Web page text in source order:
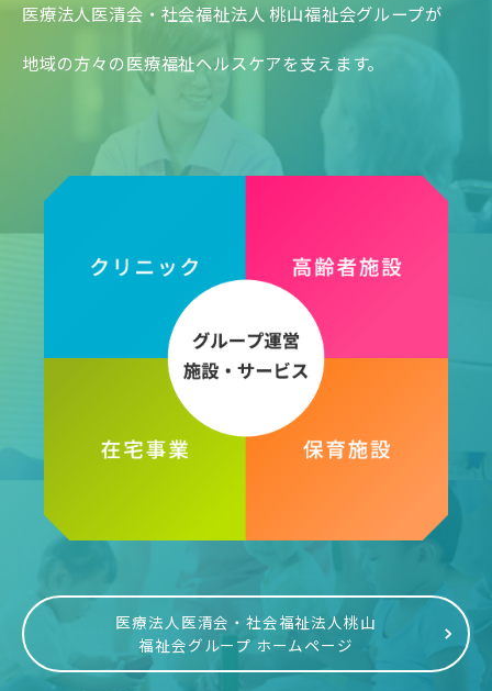
医療法人医清会・社会福祉法人 桃山福祉会グループが
地域の方々の医療福祉ヘルスケアを支えます。
医療法人医清会・社会福祉法人桃山
福祉会グループ ホームページ